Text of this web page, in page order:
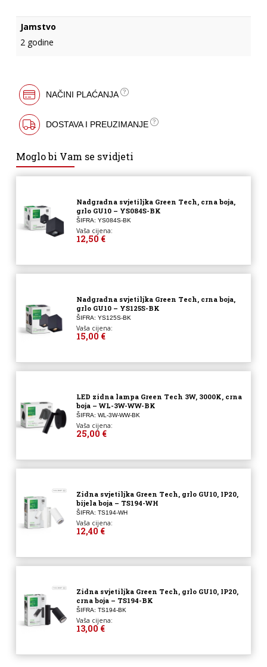
Jamstvo
2 godine
NAČINI PLAĆANJA
DOSTAVA I PREUZIMANJE
Moglo bi Vam se svidjeti
Nadgradna svjetiljka Green Tech, crna boja,
grlo GU10 – YS084S-BK
ŠIFRA: YS084S-BK
Vaša cijena:
12,50 €
Nadgradna svjetiljka Green Tech, crna boja,
grlo GU10 – YS125S-BK
ŠIFRA: YS125S-BK
Vaša cijena:
15,00 €
LED zidna lampa Green Tech 3W, 3000K, crna
boja – WL-3W-WW-BK
ŠIFRA: WL-3W-WW-BK
Vaša cijena:
25,00 €
Zidna svjetiljka Green Tech, grlo GU10, IP20,
bijela boja – TS194-WH
ŠIFRA: TS194-WH
Vaša cijena:
12,40 €
Zidna svjetiljka Green Tech, grlo GU10, IP20,
crna boja – TS194-BK
ŠIFRA: TS194-BK
Vaša cijena:
13,00 €